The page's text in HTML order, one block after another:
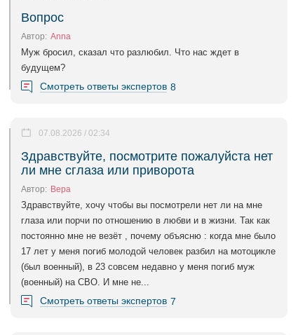
Вопрос
Автор: Anna
Муж бросил, сказал что разлюбил. Что нас ждет в
будущем?
Смотреть ответы экспертов 8
Здравствуйте, посмотрите пожалуйста нет
ли мне сглаза или приворота
07.08.2026 / 02:34
Автор: Вера
Здравствуйте, хочу чтобы вы посмотрели нет ли на мне
глаза или порчи по отношению в любви и в жизни. Так как
постоянно мне не везёт , почему объясню : когда мне было
17 лет у меня погиб молодой человек разбил на мотоцикле
(был военный), в 23 совсем недавно у меня погиб муж
(военный) на СВО. И мне не...
Смотреть ответы экспертов 7